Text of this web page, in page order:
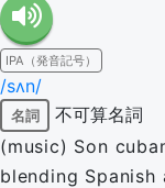
IPA（発音記号）
/sʌn/
名詞
不可算名詞
(music) Son
blending